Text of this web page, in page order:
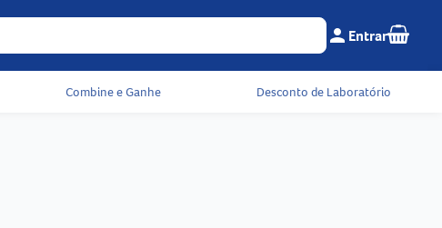
Menu do cliente e
person Entrar Seu
Combine e Ganhe Desconto de Laboratório